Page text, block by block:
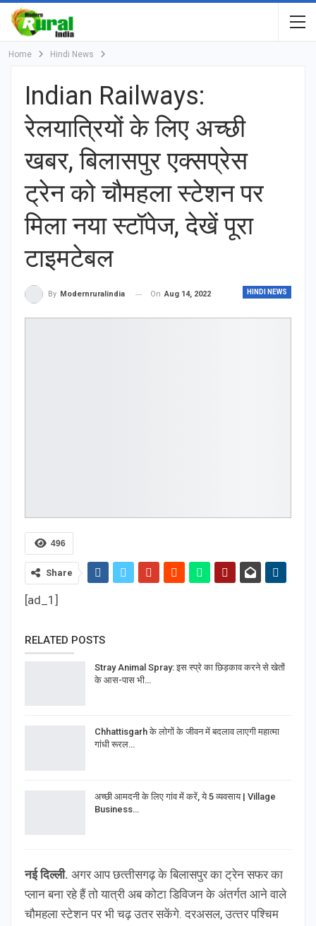
Home Hindi News
Indian Railways:
रेलयात्र‍ियों के ल‍िए अच्‍छी
खबर, ब‍िलासपुर एक्‍सप्रेस
ट्रेन को चौमहला स्‍टेशन पर
म‍िला नया स्‍टॉपेज, देखें पूरा
टाइमटेबल
HINDI NEWS
By Modernruralindia On Aug 14, 2022
496
Share
[ad_1]
RELATED POSTS
Stray Animal Spray: इस स्प्रे का छिड़काव करने से खेतों
के आस-पास भी…
Chhattisgarh के लोगों के जीवन में बदलाव लाएगी महात्मा
गांधी रूरल…
अच्छी आमदनी के लिए गांव में करें, ये 5 व्यवसाय | Village
Business…
नई द‍िल्‍ली. अगर आप छत्‍तीसगढ़ के ब‍िलासपुर का ट्रेन सफर का
प्‍लान बना रहे हैं तो यात्री अब कोटा डिव‍िजन के अंतर्गत आने वाले
चौमहला स्टेशन पर भी चढ़ उतर सकेंगे. दरअसल, उत्‍तर पश्‍च‍िम